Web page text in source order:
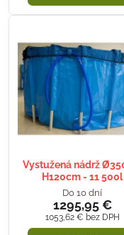
Vystužená nádrž
H120cm - 11 500l
Do 10 dní
1295,95 €
1053,62 € bez DPH